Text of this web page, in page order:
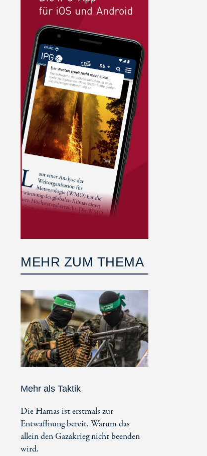
MEHR ZUM THEMA
Mehr als Taktik
Die Hamas ist erstmals zur
Entwaffnung bereit. Warum das
allein den Gazakrieg nicht beenden
wird.